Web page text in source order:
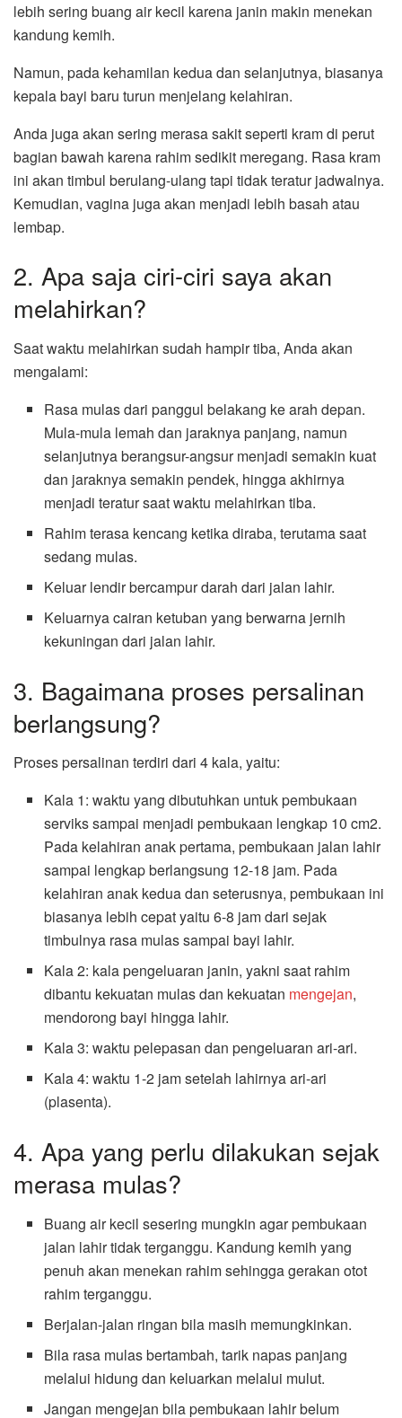
lebih sering buang air kecil karena janin makin menekan
kandung kemih.
Namun, pada kehamilan kedua dan selanjutnya, biasanya
kepala bayi baru turun menjelang kelahiran.
Anda juga akan sering merasa sakit seperti kram di perut
bagian bawah karena rahim sedikit meregang. Rasa kram
ini akan timbul berulang-ulang tapi tidak teratur jadwalnya.
Kemudian, vagina juga akan menjadi lebih basah atau
lembap.
2. Apa saja ciri-ciri saya akan
melahirkan?
Saat waktu melahirkan sudah hampir tiba, Anda akan
mengalami:
Rasa mulas dari panggul belakang ke arah depan.
Mula-mula lemah dan jaraknya panjang, namun
selanjutnya berangsur-angsur menjadi semakin kuat
dan jaraknya semakin pendek, hingga akhirnya
menjadi teratur saat waktu melahirkan tiba.
Rahim terasa kencang ketika diraba, terutama saat
sedang mulas.
Keluar lendir bercampur darah dari jalan lahir.
Keluarnya cairan ketuban yang berwarna jernih
kekuningan dari jalan lahir.
3. Bagaimana proses persalinan
berlangsung?
Proses persalinan terdiri dari 4 kala, yaitu:
Kala 1: waktu yang dibutuhkan untuk pembukaan
serviks sampai menjadi pembukaan lengkap 10 cm2.
Pada kelahiran anak pertama, pembukaan jalan lahir
sampai lengkap berlangsung 12-18 jam. Pada
kelahiran anak kedua dan seterusnya, pembukaan ini
biasanya lebih cepat yaitu 6-8 jam dari sejak
timbulnya rasa mulas sampai bayi lahir.
Kala 2: kala pengeluaran janin, yakni saat rahim
dibantu kekuatan mulas dan kekuatan mengejan,
mendorong bayi hingga lahir.
Kala 3: waktu pelepasan dan pengeluaran ari-ari.
Kala 4: waktu 1-2 jam setelah lahirnya ari-ari
(plasenta).
4. Apa yang perlu dilakukan sejak
merasa mulas?
Buang air kecil sesering mungkin agar pembukaan
jalan lahir tidak terganggu. Kandung kemih yang
penuh akan menekan rahim sehingga gerakan otot
rahim terganggu.
Berjalan-jalan ringan bila masih memungkinkan.
Bila rasa mulas bertambah, tarik napas panjang
melalui hidung dan keluarkan melalui mulut.
Jangan mengejan bila pembukaan lahir belum